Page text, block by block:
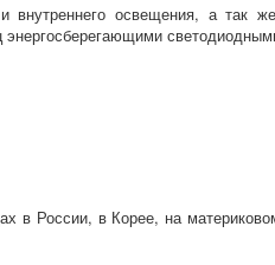
внутреннего освещения, а так
в России, в Корее, на